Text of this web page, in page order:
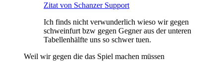
Zitat von Schanzer Support
Ich finds nicht verwunderlich wieso wir gegen
schweinfurt bzw gegen Gegner aus der unteren
Tabellenhälfte uns so schwer tuen.
Weil wir gegen die das Spiel machen müssen